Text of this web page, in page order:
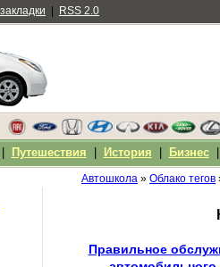
Автошкола » Облако тегов
Правильное
RSS 2.0
Путешествия История Бизнес